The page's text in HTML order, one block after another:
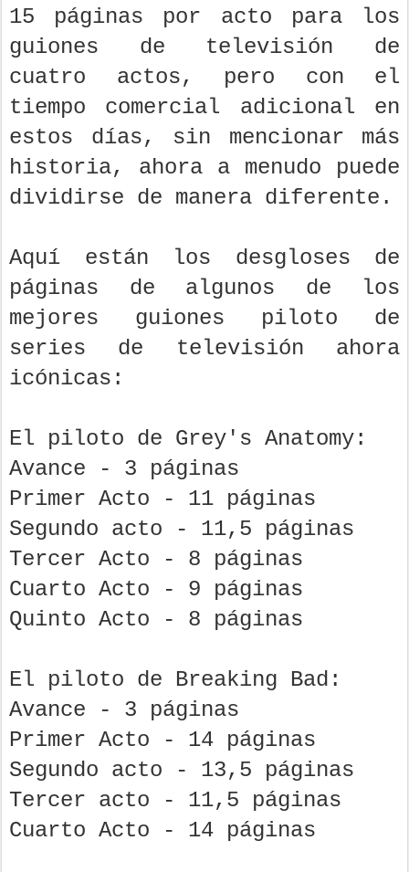
15 páginas por acto para los
guiones de televisión de
cuatro actos, pero con el
tiempo comercial adicional en
estos días, sin mencionar más
historia, ahora a menudo puede
dividirse de manera diferente.
Aquí están los desgloses de
páginas de algunos de los
mejores guiones piloto de
series de televisión ahora
icónicas:
El piloto de Grey's Anatomy:
Avance - 3 páginas
Primer Acto - 11 páginas
Segundo acto - 11,5 páginas
Tercer Acto - 8 páginas
Cuarto Acto - 9 páginas
Quinto Acto - 8 páginas
El piloto de Breaking Bad:
Avance - 3 páginas
Primer Acto - 14 páginas
Segundo acto - 13,5 páginas
Tercer acto - 11,5 páginas
Cuarto Acto - 14 páginas